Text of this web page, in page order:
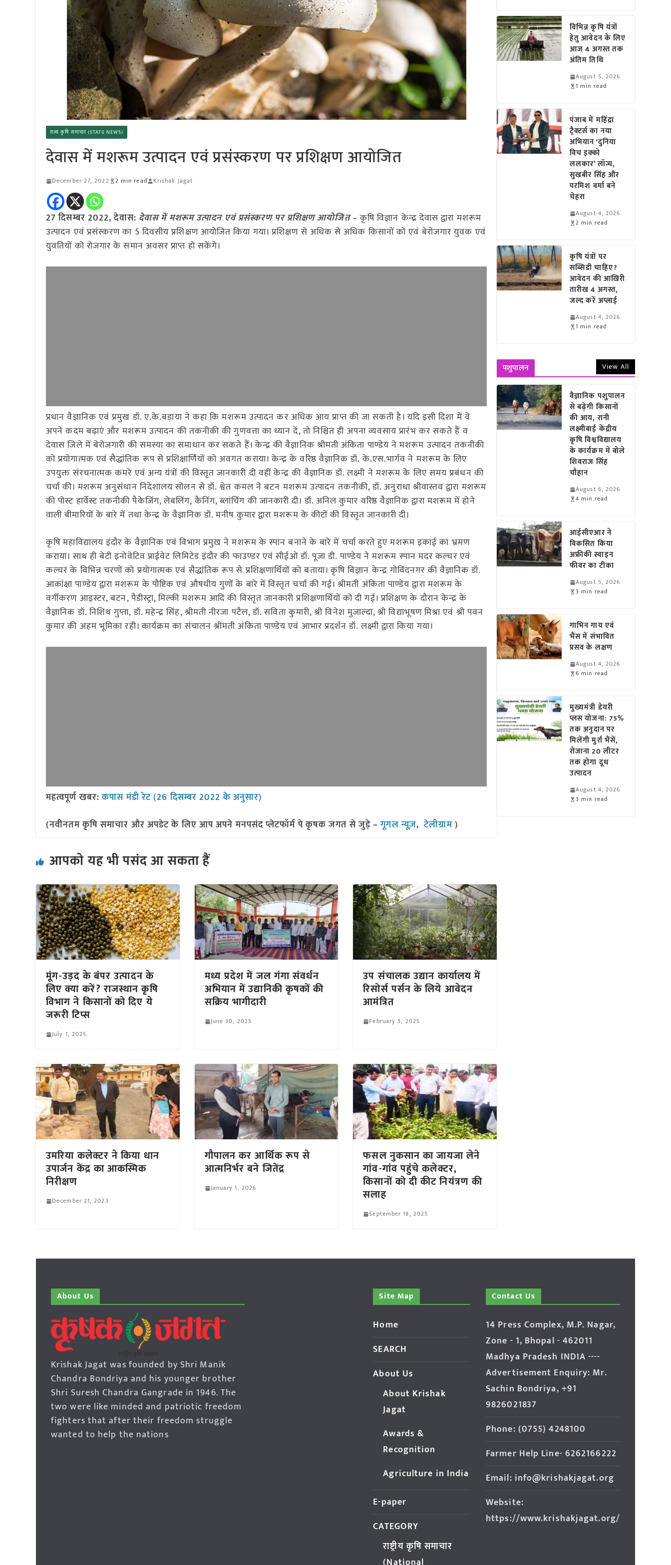
राज्य कृषि समाचार (STATE NEWS)
देवास में मशरूम उत्पादन एवं प्रसंस्करण पर प्रशिक्षण आयोजित
December 27, 2022 2 min read Krishak Jagat
27 दिसम्बर 2022, देवास: देवास में मशरूम उत्पादन एवं प्रसंस्करण पर प्रशिक्षण आयोजित– कृषि विज्ञान केन्द्र देवास द्वारा मशरूम
उत्पादन एवं प्रसंस्करण का 5 दिवसीय प्रशिक्षण आयोजित किया गया। प्रशिक्षण से अधिक से अधिक किसानों को एवं बेरोजगार युवक एवं
युवतियों को रोजगार के समान अवसर प्राप्त हो सकेंगे।
प्रधान वैज्ञानिक एवं प्रमुख डॉ. ए.के.बड़ाया ने कहा कि मशरूम उत्पादन कर अधिक आय प्राप्त की जा सकती है। यदि इसी दिशा में वे
अपने कदम बढ़ाएं और मशरूम उत्पादन की तकनीकी की गुणवत्ता का ध्यान दें, तो निश्चित ही अपना व्यवसाय प्रारंभ कर सकते हैं व
देवास जिले में बेरोजगारी की समस्या का समाधान कर सकते हैं। केन्द्र की वैज्ञानिक श्रीमती अंकिता पाण्डेय ने मशरूम उत्पादन तकनीकी
को प्रयोगात्मक एवं सैद्धांतिक रूप से प्रशिक्षार्णियों को अवगत कराया। केन्द्र के वरिष्ठ वैज्ञानिक डॉ. के.एस.भार्गव ने मशरूम के लिए
उपयुक्त संरचनात्मक कमरे एवं अन्य यंत्रों की विस्तृत जानकारी दी वहीं केन्द्र की वैज्ञानिक डॉ. लक्ष्मी ने मशरूम के लिए समय प्रबंधन की
चर्चा की। मशरूम अनुसंधान निदेशालय सोलन से डॉ. श्वेत कमल ने बटन मशरूम उत्पादन तकनीकी, डॉ. अनुराधा श्रीवास्तव द्वारा मशरूम
की पोस्ट हार्वेस्ट तकनीकी पैकेजिंग, लेबलिंग, कैनिंग, ब्लांचिंग की जानकारी दी। डॉ. अनिल कुमार वरिष्ठ वैज्ञानिक द्वारा मशरूम में होने
वाली बीमारियों के बारे में तथा केन्द्र के वैज्ञानिक डॉ. मनीष कुमार द्वारा मशरूम के कीटों की विस्तृत जानकारी दी।
कृषि महाविद्यालय इंदौर के वैज्ञानिक एवं विभाग प्रमुख ने मशरूम के स्पान बनाने के बारे में चर्चा करते हुए मशरूम इकाई का भ्रमण
कराया। साथ ही बेटी इनोवेटिव प्राईवेट लिमिटेड इंदौर की फाउण्डर एवं सीईओ डॉ. पूजा डी. पाण्डेय ने मशरूम स्पान मदर कल्चर एवं
कल्चर के विभिन्न चरणों को प्रयोगात्मक एवं सैद्धांतिक रूप से प्रशिक्षणार्थियों को बताया। कृषि विज्ञान केन्द्र गोविंदनगर की वैज्ञानिक डॉ.
आकांक्षा पाण्डेय द्वारा मशरूम के पौष्टिक एवं औषधीय गुणों के बारे में विस्तृत चर्चा की गई। श्रीमती अंकिता पाण्डेय द्वारा मशरूम के
वर्गीकरण आइस्टर, बटन, पैडीस्ट्रा, मिल्की मशरूम आदि की विस्तृत जानकारी प्रशिक्षणार्थियों को दी गई। प्रशिक्षण के दौरान केन्द्र के
वैज्ञानिक डॉ. निशिथ गुप्ता, डॉ. महेन्द्र सिंह, श्रीमती नीरजा पटैल, डॉ. सविता कुमारी, श्री विनेश मुजाल्दा, श्री विद्याभूषण मिश्रा एवं श्री पवन
कुमार की अहम भूमिका रही। कार्यक्रम का संचालन श्रीमती अंकिता पाण्डेय एवं आभार प्रदर्शन डॉ. लक्ष्मी द्वारा किया गया।
महत्वपूर्ण खबर:कपास मंडी रेट (26 दिसम्बर 2022 के अनुसार)
(नवीनतम कृषि समाचार और अपडेट के लिए आप अपने मनपसंद प्लेटफॉर्म पे कृषक जगत से जुड़े –गूगल न्यूज़,टेलीग्राम)
आपको यह भी पसंद आ सकता हैं
मूंग-उड़द के बंपर उत्पादन के
लिए क्या करें? राजस्थान कृषि
विभाग ने किसानों को दिए ये
जरूरी टिप्स
July 1, 2025
मध्य प्रदेश में जल गंगा संवर्धन
अभियान में उद्यानिकी कृषकों की
सक्रिय भागीदारी
June 30, 2025
उप संचालक उद्यान कार्यालय में
रिसोर्स पर्सन के लिये आवेदन
आमंत्रित
February 3, 2025
उमरिया कलेक्टर ने किया धान
उपार्जन केंद्र का आकस्मिक
निरीक्षण
December 21, 2023
गौपालन कर आर्थिक रूप से
आत्मनिर्भर बने जितेंद्र
January 1, 2026
फसल नुकसान का जायजा लेने
गांव-गांव पहुंचे कलेक्टर,
किसानों को दी कीट नियंत्रण की
सलाह
September 18, 2025
विभिन्न कृषि यंत्रों
हेतु आवेदन के लिए
आज 4 अगस्त तक
अंतिम तिथि
August 5, 2026
1 min read
पंजाब में महिंद्रा
ट्रैक्टर्स का नया
अभियान ‘दुनिया
विच इक्को
ललकार’ लॉन्च,
सुखबीर सिंह और
परमिश वर्मा बने
चेहरा
August 4, 2026
2 min read
कृषि यंत्रों पर
सब्सिडी चाहिए?
आवेदन की आखिरी
तारीख 4 अगस्त,
जल्द करें अप्लाई
August 4, 2026
1 min read
पशुपालन View All
वैज्ञानिक पशुपालन
से बढ़ेगी किसानों
की आय, रानी
लक्ष्मीबाई केंद्रीय
कृषि विश्वविद्यालय
के कार्यक्रम में बोले
शिवराज सिंह
चौहान
August 6, 2026
4 min read
आईसीएआर ने
विकसित किया
अफ्रीकी स्वाइन
फीवर का टीका
August 5, 2026
3 min read
गाभिन गाय एवं
भैंस में संभावित
प्रसव के लक्षण
August 4, 2026
6 min read
मुख्यमंत्री डेयरी
प्लस योजना: 75%
तक अनुदान पर
मिलेंगी मुर्रा भैंसें,
रोजाना 20 लीटर
तक होगा दूध
उत्पादन
August 4, 2026
3 min read
About Us
Krishak Jagat was founded by Shri Manik
Chandra Bondriya and his younger brother
Shri Suresh Chandra Gangrade in 1946. The
two were like minded and patriotic freedom
fighters that after their freedom struggle
wanted to help the nations
Site Map
Home
SEARCH
About Us
About Krishak
Jagat
Awards &
Recognition
Agriculture in India
E-paper
CATEGORY
राष्ट्रीय कृषि समाचार
Contact Us
14 Press Complex, M.P. Nagar,
Zone - 1, Bhopal - 462011
Madhya Pradesh INDIA ----
Advertisement Enquiry: Mr.
Sachin Bondriya, +91
9826021837
Phone: (0755) 4248100
Farmer Help Line- 6262166222
Email: info@krishakjagat.org
Website:
https://www.krishakjagat.org/